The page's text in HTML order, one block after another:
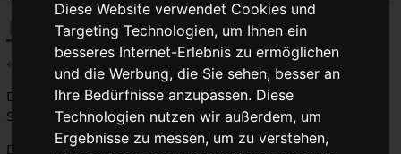
Diese Website verwendet Cookies und
Targeting Technologien, um Ihnen ein
besseres Internet-Erlebnis zu ermöglichen
und die Werbung, die Sie sehen, besser an
Ihre Bedürfnisse anzupassen. Diese
Technologien nutzen wir außerdem, um
Ergebnisse zu messen, um zu verstehen,
← Datei:Pawl-ring-pawl-socket-cutoff.jpg
Du bist aus dem folgenden Grund nicht berechtigt, diese
Seite zu bearbeiten:
Diese Aktion ist auf Benutzer beschränkt, die der Gruppe